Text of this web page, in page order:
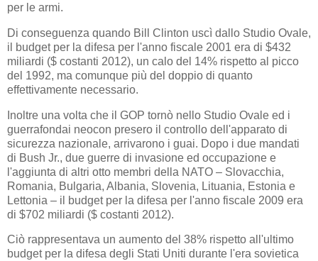
per le armi.
Di conseguenza quando Bill Clinton uscì dallo Studio Ovale,
il budget per la difesa per l'anno fiscale 2001 era di $432
miliardi ($ costanti 2012), un calo del 14% rispetto al picco
del 1992, ma comunque più del doppio di quanto
effettivamente necessario.
Inoltre una volta che il GOP tornò nello Studio Ovale ed i
guerrafondai neocon presero il controllo dell'apparato di
sicurezza nazionale, arrivarono i guai. Dopo i due mandati
di Bush Jr., due guerre di invasione ed occupazione e
l'aggiunta di altri otto membri della NATO – Slovacchia,
Romania, Bulgaria, Albania, Slovenia, Lituania, Estonia e
Lettonia – il budget per la difesa per l'anno fiscale 2009 era
di $702 miliardi ($ costanti 2012).
Ciò rappresentava un aumento del 38% rispetto all'ultimo
budget per la difesa degli Stati Uniti durante l'era sovietica